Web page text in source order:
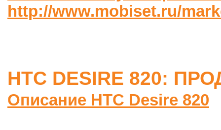
http://www.mobiset.ru/
HTC DESIRE 820:
Описание HTC Desire 820